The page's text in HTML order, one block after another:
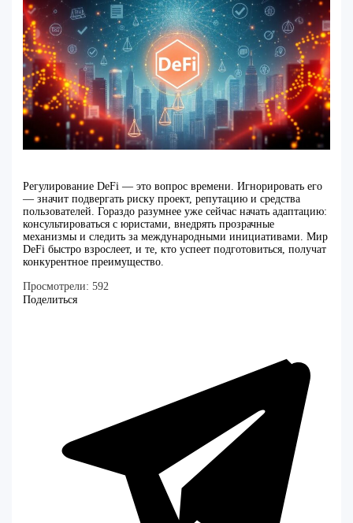
Регулирование DeFi — это вопрос времени. Игнорировать его
— значит подвергать риску проект, репутацию и средства
пользователей. Гораздо разумнее уже сейчас начать адаптацию:
консультироваться с юристами, внедрять прозрачные
механизмы и следить за международными инициативами. Мир
DeFi быстро взрослеет, и те, кто успеет подготовиться, получат
конкурентное преимущество.
Просмотрели: 592
Поделиться